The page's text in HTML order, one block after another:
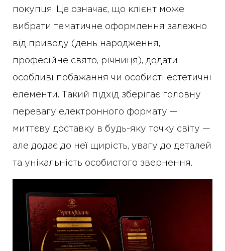
покупця. Це означає, що клієнт може
вибрати тематичне оформлення залежно
від приводу (день народження,
професійне свято, річниця), додати
особливі побажання чи особисті естетичні
елементи. Такий підхід зберігає головну
перевагу електронного формату —
миттєву доставку в будь-яку точку світу —
але додає до неї щирість, увагу до деталей
та унікальність особистого звернення.